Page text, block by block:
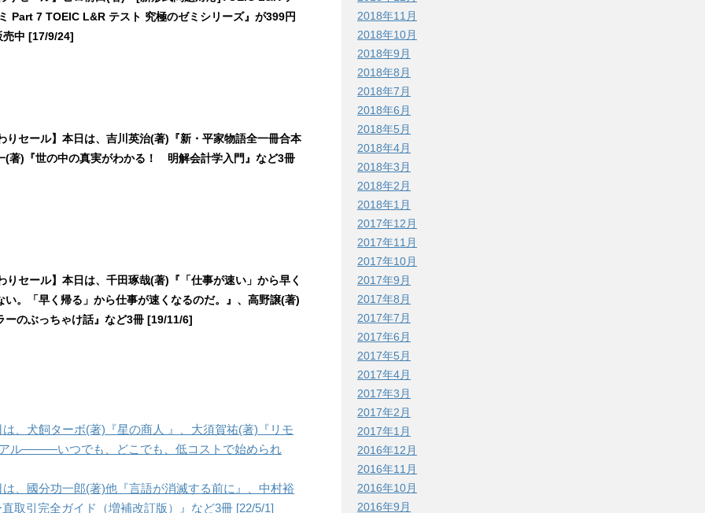
Part 7 TOEIC L&R テスト 究極のゼミシリーズ』が399円
売中 [17/9/24]
りセール】本日は、吉川英治(著)『新・平家物語全一冊合本
(著)『世の中の真実がわかる！ 明解会計学入門』など3冊
セール】本日は、千田琢哉(著)『「仕事が速い」から早く
い。「早く帰る」から仕事が速くなるのだ。』、高野譲(著)
ーのぶっちゃけ話』など3冊 [19/11/6]
、犬飼ターボ(著)『星の商人 』、大須賀祐(著)『リモ
ル―――いつでも、どこでも、低コストで始められ
、國分功一郎(著)他『言語が消滅する前に』、中村裕
取引完全ガイド（増補改訂版）』など3冊 [22/5/1]
2018年11月
2018年10月
2018年9月
2018年8月
2018年7月
2018年6月
2018年5月
2018年4月
2018年3月
2018年2月
2018年1月
2017年12月
2017年11月
2017年10月
2017年9月
2017年8月
2017年7月
2017年6月
2017年5月
2017年4月
2017年3月
2017年2月
2017年1月
2016年12月
2016年11月
2016年10月
2016年9月